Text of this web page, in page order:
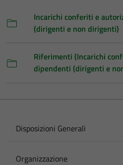
Incarichi conferiti e
(dirigenti e non dirigenti)
Riferimenti (Incarichi
dipendenti (dirigenti e
Disposizioni Generali
Organizzazione